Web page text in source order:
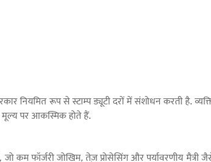
नियमित रूप से स्टाम्प ड्यूटी दरों में संशोधन करती है.
मूल्य पर आकस्मिक होते हैं.
फॉर्जरी जोखिम, तेज़ प्रोसेसिंग और पर्यावरणीय मैत्री